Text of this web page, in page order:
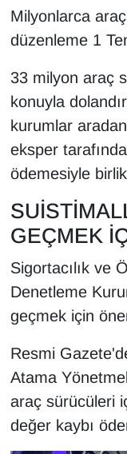
Milyonlarca
düzenleme 1
33 milyon araç
konuyla
kurumlar
eksper
ödemesiyle
GEÇMEK
Sigortacılık ve
Denetleme
geçmek için
Resmi
Atama
araç sürücüleri
değer kaybı
Kamu
Kültür &
KURDÎ
MAGAZİN
MEDYA
ONE
POLİTİKA
Resmi
RÖPORTAJ
SAĞLIK